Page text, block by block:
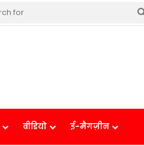
वीडियो ई-मैगज़ीन